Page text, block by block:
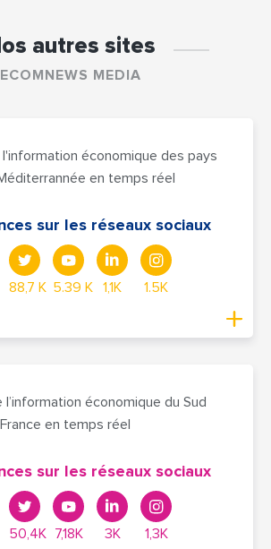
autres sites
ECOMNEWS MEDIA
l'information économique des pays
en temps réel
sur les réseaux sociaux
88,7 K 5.39 K 1,1K 1.5K
l’information économique du Sud
en temps réel
sur les réseaux sociaux
50,4K 7,18K 3K 1,3K